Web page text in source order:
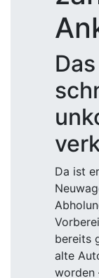
Da ist
bereits
alte
worden